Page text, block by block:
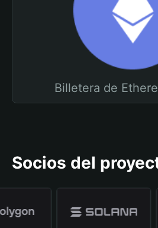
Billetera de
Socios del